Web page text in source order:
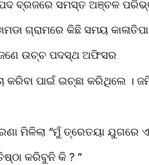
ପଦ ବ୍ରଜରେ ସମସ୍ତ ଅଞ୍ଚଳ
ଗ୍ରାମରେ କିଛି ସମୟ
ଜଣେ ଉଚ୍ଚ ପଦସ୍ଥ ଅଫିସର
କରିବା ପାଇଁ ଇଚ୍ଛା କରିଥିଲେ ।
ମିଳିଲା “ମୁଁ ତ୍ରେତୟା ଯୁଗରେ
କରିବୁନି କି ? ”